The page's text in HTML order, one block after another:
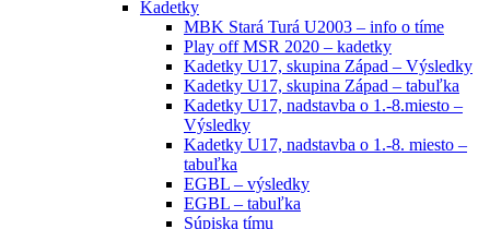
Kadetky
MBK Stará Turá U2003 – info o tíme
Play off MSR 2020 – kadetky
Kadetky U17, skupina Západ – Výsledky
Kadetky U17, skupina Západ – tabuľka
Kadetky U17, nadstavba o 1.-8.miesto –
Výsledky
Kadetky U17, nadstavba o 1.-8. miesto –
tabuľka
EGBL – výsledky
EGBL – tabuľka
Súpiska tímu